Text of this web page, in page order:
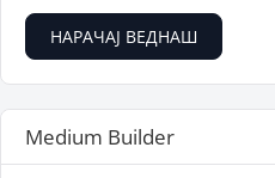
НАРАЧАЈ ВЕДНАШ
Medium Builder